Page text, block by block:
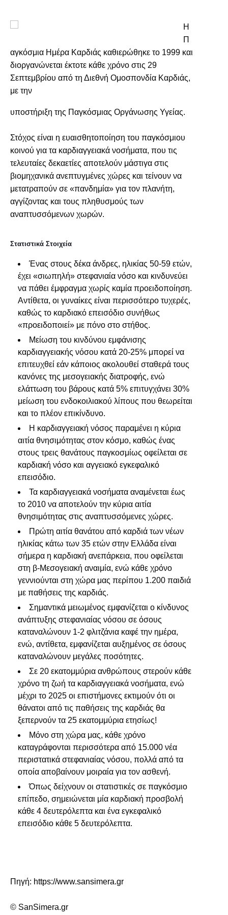
Η
Π
αγκόσμια Ημέρα Καρδιάς καθιερώθηκε το 1999 και
διοργανώνεται έκτοτε κάθε χρόνο στις 29
Σεπτεμβρίου από τη Διεθνή Ομοσπονδία Καρδιάς,
με την
υποστήριξη της Παγκόσμιας Οργάνωσης Υγείας.
Στόχος είναι η ευαισθητοποίηση του παγκόσμιου
κοινού για τα καρδιαγγειακά νοσήματα, που τις
τελευταίες δεκαετίες αποτελούν μάστιγα στις
βιομηχανικά ανεπτυγμένες χώρες και τείνουν να
μετατραπούν σε «πανδημία» για τον πλανήτη,
αγγίζοντας και τους πληθυσμούς των
αναπτυσσόμενων χωρών.
Στατιστικά Στοιχεία
Ένας στους δέκα άνδρες, ηλικίας 50-59 ετών,
έχει «σιωπηλή» στεφανιαία νόσο και κινδυνεύει
να πάθει έμφραγμα χωρίς καμία προειδοποίηση.
Αντίθετα, οι γυναίκες είναι περισσότερο τυχερές,
καθώς το καρδιακό επεισόδιο συνήθως
«προειδοποιεί» με πόνο στο στήθος.
Μείωση του κινδύνου εμφάνισης
καρδιαγγειακής νόσου κατά 20-25% μπορεί να
επιτευχθεί εάν κάποιος ακολουθεί σταθερά τους
κανόνες της μεσογειακής διατροφής, ενώ
ελάττωση του βάρους κατά 5% επιτυγχάνει 30%
μείωση του ενδοκοιλιακού λίπους που θεωρείται
και το πλέον επικίνδυνο.
Η καρδιαγγειακή νόσος παραμένει η κύρια
αιτία θνησιμότητας στον κόσμο, καθώς ένας
στους τρεις θανάτους παγκοσμίως οφείλεται σε
καρδιακή νόσο και αγγειακό εγκεφαλικό
επεισόδιο.
Τα καρδιαγγειακά νοσήματα αναμένεται έως
το 2010 να αποτελούν την κύρια αιτία
θνησιμότητας στις αναπτυσσόμενες χώρες.
Πρώτη αιτία θανάτου από καρδιά των νέων
ηλικίας κάτω των 35 ετών στην Ελλάδα είναι
σήμερα η καρδιακή ανεπάρκεια, που οφείλεται
στη β-Μεσογειακή αναιμία, ενώ κάθε χρόνο
γεννιούνται στη χώρα μας περίπου 1.200 παιδιά
με παθήσεις της καρδιάς.
Σημαντικά μειωμένος εμφανίζεται ο κίνδυνος
ανάπτυξης στεφανιαίας νόσου σε όσους
καταναλώνουν 1-2 φλιτζάνια καφέ την ημέρα,
ενώ, αντίθετα, εμφανίζεται αυξημένος σε όσους
καταναλώνουν μεγάλες ποσότητες.
Σε 20 εκατομμύρια ανθρώπους στερούν κάθε
χρόνο τη ζωή τα καρδιαγγειακά νοσήματα, ενώ
μέχρι το 2025 οι επιστήμονες εκτιμούν ότι οι
θάνατοι από τις παθήσεις της καρδιάς θα
ξεπερνούν τα 25 εκατομμύρια ετησίως!
Μόνο στη χώρα μας, κάθε χρόνο
καταγράφονται περισσότερα από 15.000 νέα
περιστατικά στεφανιαίας νόσου, πολλά από τα
οποία αποβαίνουν μοιραία για τον ασθενή.
Όπως δείχνουν οι στατιστικές σε παγκόσμιο
επίπεδο, σημειώνεται μία καρδιακή προσβολή
κάθε 4 δευτερόλεπτα και ένα εγκεφαλικό
επεισόδιο κάθε 5 δευτερόλεπτα.
Πηγή: https://www.sansimera.gr
© SanSimera.gr